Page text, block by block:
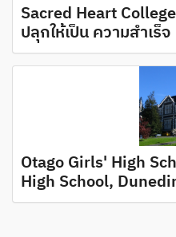
Sacred Heart
ปลุกให้เป็น ความสำเร็จ
Otago Girls' High
High School,